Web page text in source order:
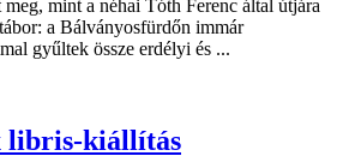
mint a néhai Tóth Ferenc által útjára
a Bálványosfürdőn immár
gyűltek össze erdélyi és ...
libris-kiállítás